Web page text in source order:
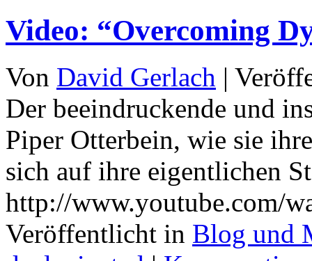
Video: “Overcoming
Von David Gerlach |
Der beeindruckende und
Piper Otterbein, wie sie
sich auf ihre eigentlichen
http://www.youtube.com/
Veröffentlicht in Blog und